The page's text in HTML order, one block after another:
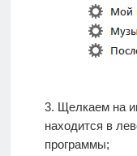
Щелкаем на
находится в
программы;